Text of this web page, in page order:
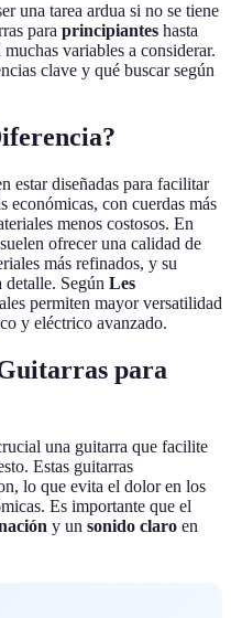
una tarea ardua si no se tiene
para principiantes hasta
muchas variables a considerar.
clave y qué buscar según
estar diseñadas para facilitar
económicas, con cuerdas más
menos costosos. En
ofrecer una calidad de
más refinados, y su
detalle. Según Les
permiten mayor versatilidad
y eléctrico avanzado.
para
una guitarra que facilite
Estas guitarras
lo que evita el dolor en los
Es importante que el
y un sonido claro en